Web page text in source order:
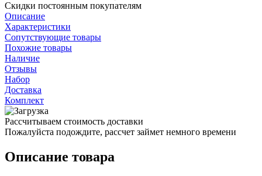
Скидки постоянным покупателям
Описание
Характеристики
Сопутствующие товары
Похожие товары
Наличие
Отзывы
Набор
Доставка
Комплект
Рассчитываем стоимость доставки
Пожалуйста подождите, рассчет займет немного времени
Описание товара